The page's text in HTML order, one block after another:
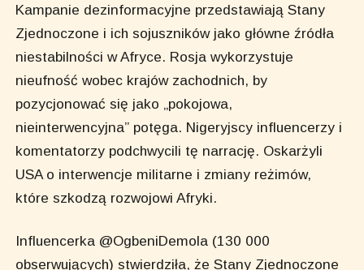
Kampanie dezinformacyjne przedstawiają Stany
Zjednoczone i ich sojuszników jako główne źródła
niestabilności w Afryce. Rosja wykorzystuje
nieufność wobec krajów zachodnich, by
pozycjonować się jako „pokojowa,
nieinterwencyjna” potęga. Nigeryjscy influencerzy i
komentatorzy podchwycili tę narrację. Oskarżyli
USA o interwencje militarne i zmiany reżimów,
które szkodzą rozwojowi Afryki.
Influencerka @OgbeniDemola (130 000
obserwujących) stwierdziła, że Stany Zjednoczone